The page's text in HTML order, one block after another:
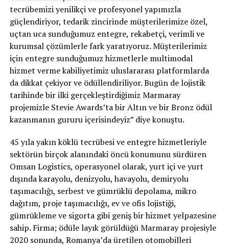
tecrübemizi yenilikçi ve profesyonel yapımızla
güçlendiriyor, tedarik zincirinde müşterilerimize özel,
uçtan uca sunduğumuz entegre, rekabetçi, verimli ve
kurumsal çözümlerle fark yaratıyoruz. Müşterilerimiz
için entegre sunduğumuz hizmetlerle multimodal
hizmet verme kabiliyetimiz uluslararası platformlarda
da dikkat çekiyor ve ödüllendiriliyor. Bugün de lojistik
tarihinde bir ilki gerçekleştirdiğimiz Marmaray
projemizle Stevie Awards’ta bir Altın ve bir Bronz ödül
kazanmanın gururu içerisindeyiz” diye konuştu.
45 yıla yakın köklü tecrübesi ve entegre hizmetleriyle
sektörün birçok alanındaki öncü konumunu sürdüren
Omsan Logistics, operasyonel olarak, yurt içi ve yurt
dışında karayolu, denizyolu, havayolu, demiryolu
taşımacılığı, serbest ve gümrüklü depolama, mikro
dağıtım, proje taşımacılığı, ev ve ofis lojistiği,
gümrükleme ve sigorta gibi geniş bir hizmet yelpazesine
sahip. Firma; ödüle layık görüldüğü Marmaray projesiyle
2020 sonunda, Romanya’da üretilen otomobilleri